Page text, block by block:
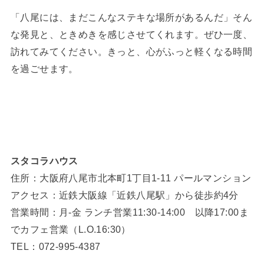
「八尾には、まだこんなステキな場所があるんだ」そん
な発見と、ときめきを感じさせてくれます。ぜひ一度、
訪れてみてください。きっと、心がふっと軽くなる時間
を過ごせます。
スタコラハウス
住所：大阪府八尾市北本町1丁目1-11 パールマンション
アクセス：近鉄大阪線「近鉄八尾駅」から徒歩約4分
営業時間：月-金 ランチ営業11:30-14:00 以降17:00ま
でカフェ営業（L.O.16:30）
TEL：072-995-4387